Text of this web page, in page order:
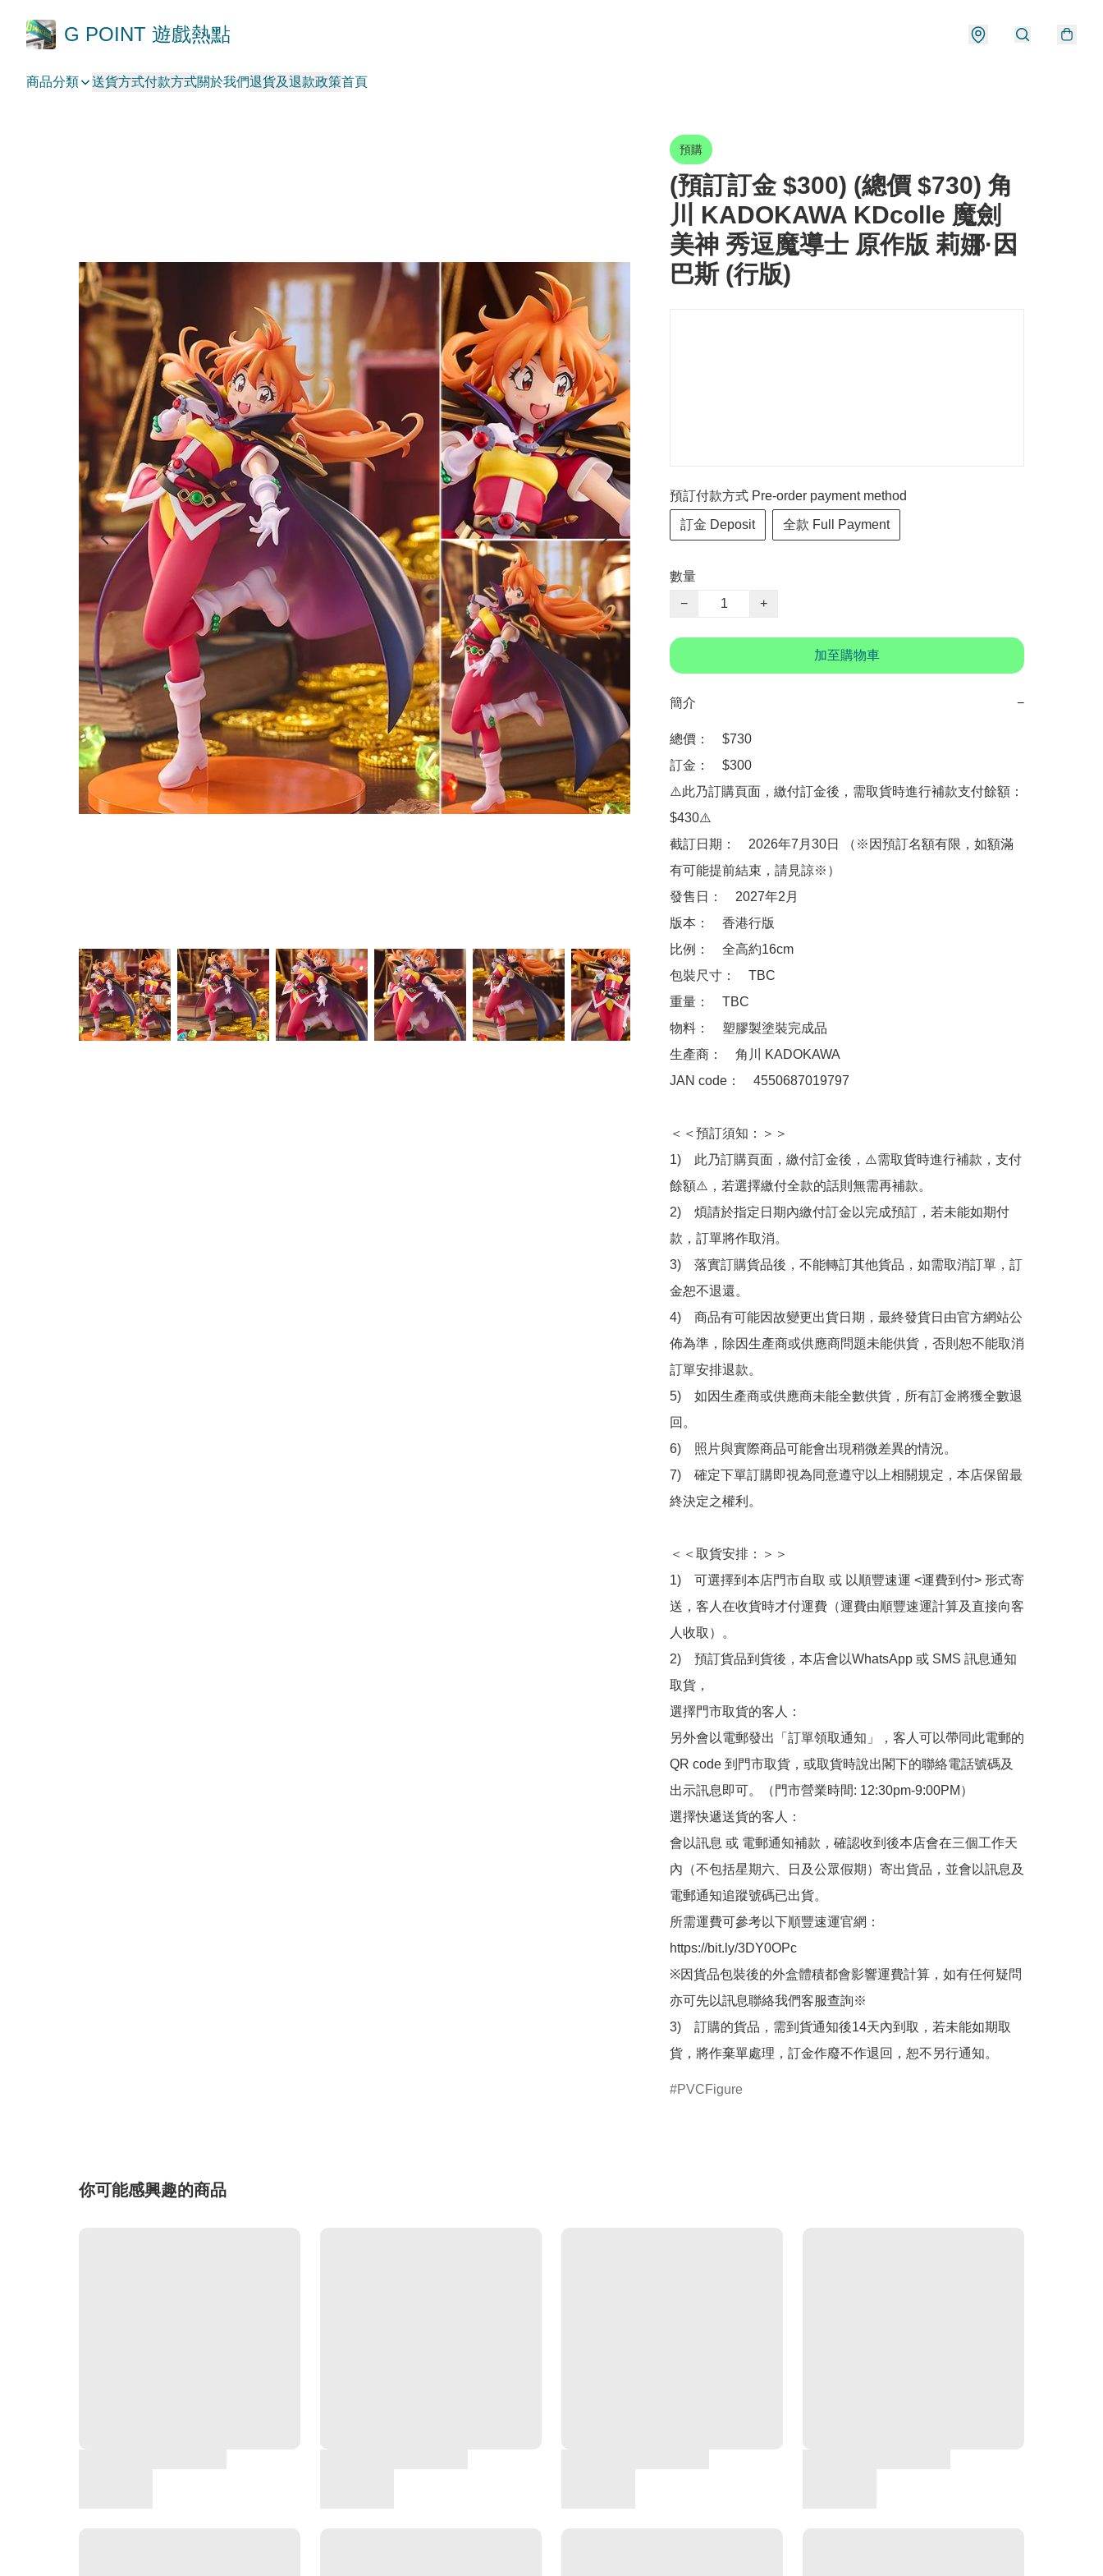
G POINT 遊戲熱點
商品分類 送貨方式付款方式關於我們退貨及退款政策首頁
預購
(預訂訂金 $300) (總價 $730) 角
川 KADOKAWA KDcolle 魔劍
美神 秀逗魔導士 原作版 莉娜·因
巴斯 (行版)
預訂付款方式 Pre-order payment method
訂金 Deposit 全款 Full Payment
數量
−
+
加至購物車
簡介 −
總價：　$730
訂金：　$300
⚠️此乃訂購頁面，繳付訂金後，需取貨時進行補款支付餘額：
$430⚠️
截訂日期：　2026年7月30日 （※因預訂名額有限，如額滿
有可能提前結束，請見諒※）
發售日：　2027年2月
版本：　香港行版
比例：　全高約16cm
包裝尺寸：　TBC
重量：　TBC
物料：　塑膠製塗裝完成品
生產商：　角川 KADOKAWA
JAN code：　4550687019797
＜＜預訂須知：＞＞
1)　此乃訂購頁面，繳付訂金後，⚠️需取貨時進行補款，支付
餘額⚠️，若選擇繳付全款的話則無需再補款。
2)　煩請於指定日期內繳付訂金以完成預訂，若未能如期付
款，訂單將作取消。
3)　落實訂購貨品後，不能轉訂其他貨品，如需取消訂單，訂
金恕不退還。
4)　商品有可能因故變更出貨日期，最終發貨日由官方網站公
佈為準，除因生產商或供應商問題未能供貨，否則恕不能取消
訂單安排退款。
5)　如因生產商或供應商未能全數供貨，所有訂金將獲全數退
回。
6)　照片與實際商品可能會出現稍微差異的情況。
7)　確定下單訂購即視為同意遵守以上相關規定，本店保留最
終決定之權利。
＜＜取貨安排：＞＞
1)　可選擇到本店門市自取 或 以順豐速運 <運費到付> 形式寄
送，客人在收貨時才付運費（運費由順豐速運計算及直接向客
人收取）。
2)　預訂貨品到貨後，本店會以WhatsApp 或 SMS 訊息通知
取貨，
選擇門市取貨的客人：
另外會以電郵發出「訂單領取通知」，客人可以帶同此電郵的
QR code 到門市取貨，或取貨時說出閣下的聯絡電話號碼及
出示訊息即可。（門市營業時間: 12:30pm-9:00PM）
選擇快遞送貨的客人：
會以訊息 或 電郵通知補款，確認收到後本店會在三個工作天
內（不包括星期六、日及公眾假期）寄出貨品，並會以訊息及
電郵通知追蹤號碼已出貨。
所需運費可參考以下順豐速運官網：
https://bit.ly/3DY0OPc
※因貨品包裝後的外盒體積都會影響運費計算，如有任何疑問
亦可先以訊息聯絡我們客服查詢※
3)　訂購的貨品，需到貨通知後14天內到取，若未能如期取
貨，將作棄單處理，訂金作廢不作退回，恕不另行通知。
PVCFigure
你可能感興趣的商品